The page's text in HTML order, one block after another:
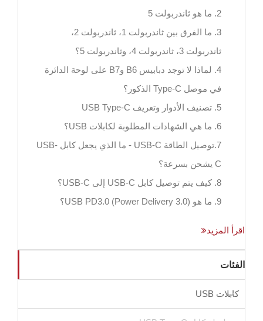
2. ما هو ثاندربولت 5
3. ما الفرق بين ثاندربولت 1، ثاندربولت 2،
ثاندربولت 3، ثاندربولت 4، وثاندربولت 5؟
4. لماذا لا توجد دبابيس B6 وB7 على لوحة الدائرة
في موصل Type-C الذكور؟
5. تصنيف الأدوار وتعريف USB Type-C
6. ما هي الشهادات المطلوبة لكابلات USB؟
7.توصيل الطاقة USB-C - ما الذي يجعل كابل USB-
C يشحن بسرعة؟
8. كيف يتم توصيل كابل USB-C إلى USB-C؟
9. ما هو USB PD3.0 (Power Delivery 3.0)؟
اقرأ المزيد
الفئات
كابلات USB